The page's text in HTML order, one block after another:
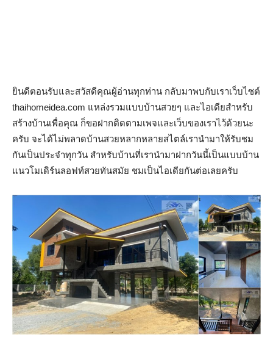
ยินดีตอนรับและสวัสดีคุณผู้อ่านทุกท่าน กลับมาพบกับเราเว็บไซต์
thaihomeidea.com แหล่งรวมแบบบ้านสวยๆ และไอเดียสำหรับ
สร้างบ้านเพื่อคุณ ก็ขอฝากติดตามเพจและเว็บของเราไว้ด้วยนะ
ครับ จะได้ไม่พลาดบ้านสวยหลากหลายสไตล์เรานำมาให้รับชม
กันเป็นประจำทุกวัน สำหรับบ้านที่เรานำมาฝากวันนี้เป็นแบบบ้าน
แนวโมเดิร์นลอฟท์สวยทันสมัย ชมเป็นไอเดียกันต่อเลยครับ